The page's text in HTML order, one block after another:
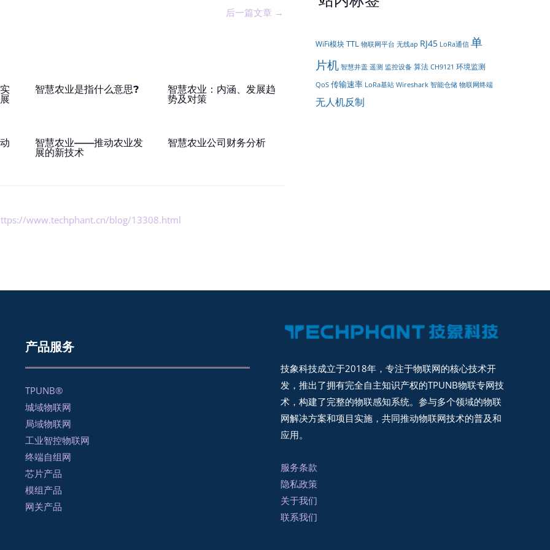
后一篇文章 →
智慧农业是指什么意思?
智慧农业：内涵、发展趋
势及对策
智慧农业——推动农业发
展的新技术
智慧农业公司财务分析
www.techphant.cn/blog/13308.html
WiFi模块TTL 物联网平台 无线ap RJ45 LoRa通信 单
片机 智慧井盖 遥测 监控设备 算法 CH9121 环境监测
QoS 传输速率 LoRa基站 Wireshark 智能仓储 物联网终端
无人机反制
产品服务
TPUNB®
城域物联网
局域物联网
工业智控物联网
终端自组网
芯片产品
模组产品
网关产品
技象科技成立于2018年，专注于物联网的核心技术开
发，推出了拥有完全自主知识产权的TPUNB物联专网技
术，构建了完整的物联感知系统。参与多个领域的物联
网解决方案和项目实施，共同推动物联网技术的普及和
应用。
服务条款
隐私政策
关于我们
联系我们